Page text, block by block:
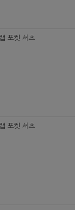
포켓 셔츠
포켓 셔츠